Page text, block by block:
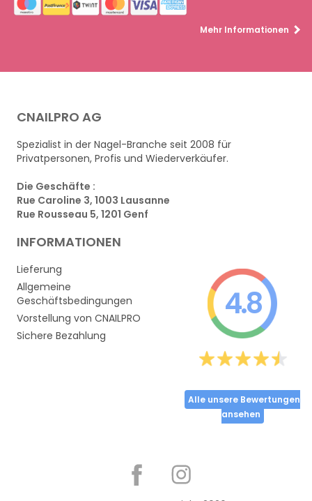
Mehr Informationen
CNAILPRO AG
Spezialist in der Nagel-Branche seit 2008 für
Privatpersonen, Profis und Wiederverkäufer.
Die Geschäfte :
Rue Caroline 3, 1003 Lausanne
Rue Rousseau 5, 1201 Genf
INFORMATIONEN
Lieferung
Allgemeine
Geschäftsbedingungen
Vorstellung von CNAILPRO
Sichere Bezahlung
4.8
Alle unsere Bewertungen
ansehen